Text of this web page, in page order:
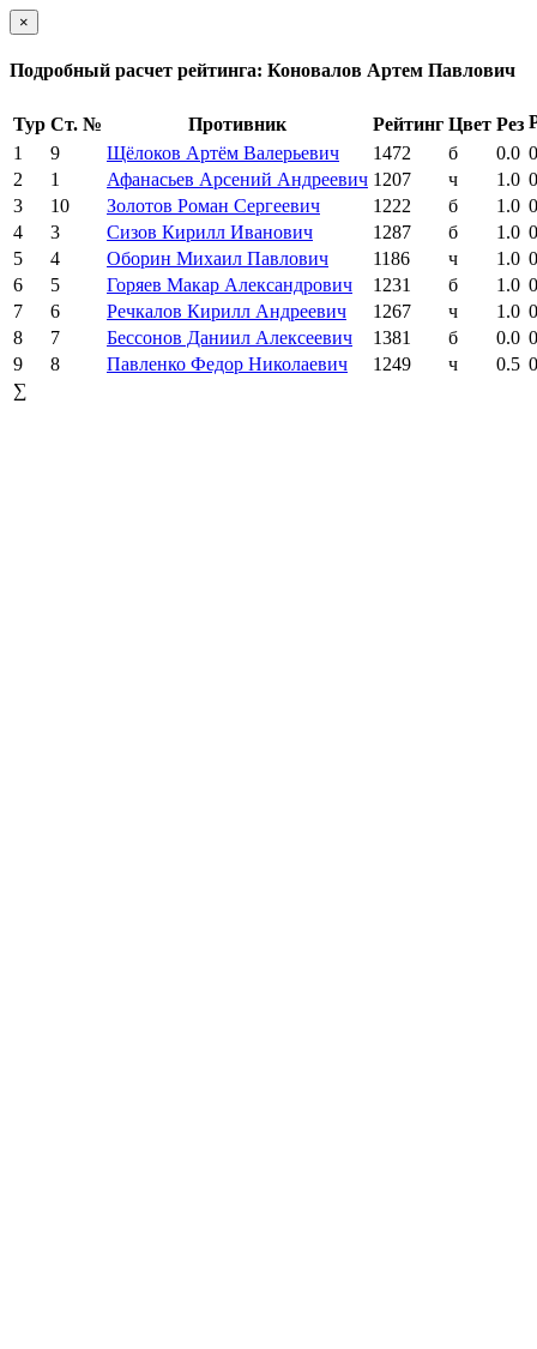
×
Подробный расчет рейтинга: Коновалов Артем Павлович
Тур Ст. № Противник Рейтинг Цвет Рез
1
9 Щёлоков Артём Валерьевич 1472 б 0.0
2
1 Афанасьев Арсений Андреевич 1207 ч 1.0
3
10 Золотов Роман Сергеевич 1222 б 1.0
4
3 Сизов Кирилл Иванович 1287 б 1.0
5
4 Оборин Михаил Павлович 1186 ч 1.0
6
5 Горяев Макар Александрович 1231 б 1.0
7
6 Речкалов Кирилл Андреевич 1267 ч 1.0
8
7 Бессонов Даниил Алексеевич 1381 б 0.0
9
8 Павленко Федор Николаевич 1249 ч 0.5
∑